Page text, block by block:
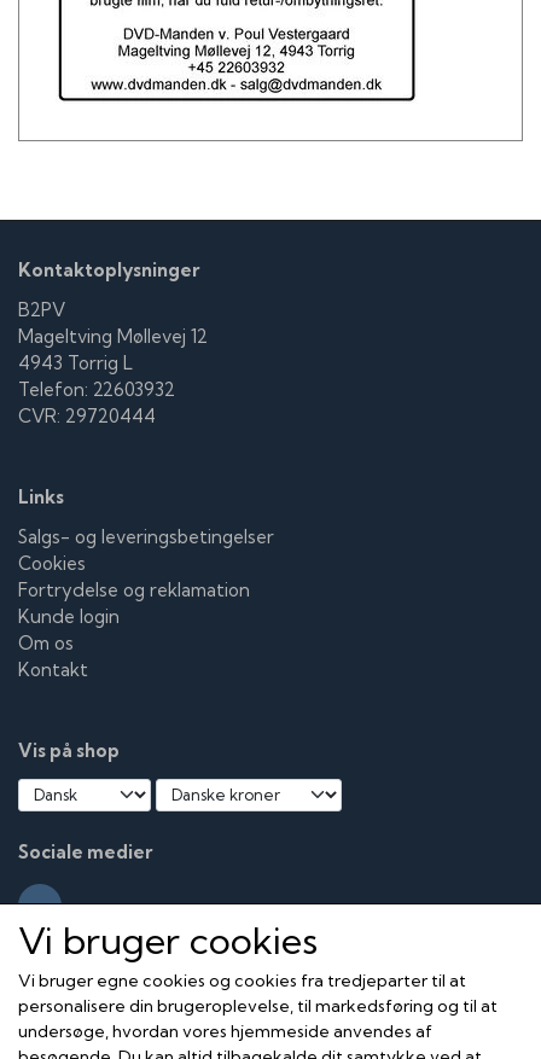
Karzan Sherbayani som Makmuhd
William El-Gardi som Samial-Tariq, Afghanistan
Alex Caan som Farid, Afghanistan
Sam Vincenti som Wisam, Afghanistan
Hassani Shapi som Hassan, Afghanistan
Claus Flygare som Officer 2
Morten Hebsgaard som Fængselsbetjent 2
Michael Asmussen som Politibetjent 1
Rasmus Botoft som Politibetjent 2
Alexis Rodney som US-Soldat 1
Philip Bulcock som US-Soldat 2
Thomas Magnussen som Radartekniker
Kontaktoplysninger
B2PV
Mageltving Møllevej 12
4943 Torrig L
Telefon: 22603932
CVR: 29720444
Links
Salgs- og leveringsbetingelser
Cookies
Fortrydelse og reklamation
Kunde login
Om os
Kontakt
Vis på shop
Sociale medier
Vi bruger cookies
Vi bruger egne cookies og cookies fra tredjeparter til at
personalisere din brugeroplevelse, til markedsføring og til at
undersøge, hvordan vores hjemmeside anvendes af